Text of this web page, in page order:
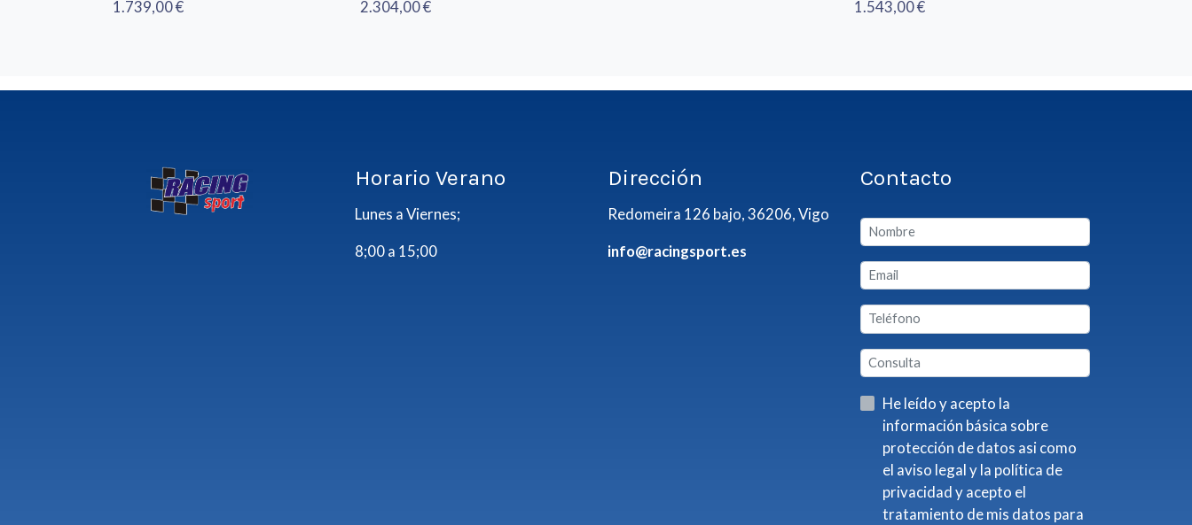
1.739,00 € 2.304,00 € 1.543,00 €
Horario Verano
Lunes a Viernes;
8;00 a 15;00
Dirección
Redomeira 126 bajo, 36206, Vigo
info@racingsport.es
Contacto
He leído y acepto la
información básica sobre
protección de datos asi como
el aviso legal y la política de
privacidad y acepto el
tratamiento de mis datos para